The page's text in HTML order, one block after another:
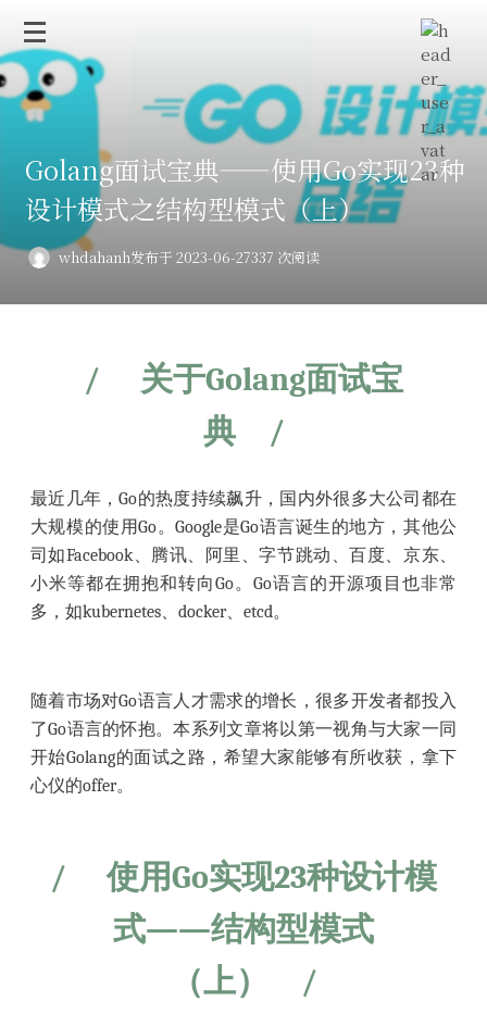
Golang面试宝典——使用Go实现23种
设计模式之结构型模式（上）
whdahanh发布于 2023-06-27337 次阅读
/
关于Golang面试宝
典
/
最近几年，Go的热度持续飙升，国内外很多大公司都在
大规模的使用Go。Google是Go语言诞生的地方，其他公
司如Facebook、腾讯、阿里、字节跳动、百度、京东、
小米等都在拥抱和转向Go。Go语言的开源项目也非常
多，如kubernetes、docker、etcd。
随着市场对Go语言人才需求的增长，很多开发者都投入
了Go语言的怀抱。本系列文章将以第一视角与大家一同
开始Golang的面试之路，希望大家能够有所收获，拿下
心仪的offer。
/
使用Go实现23种设计模
式——结构型模式
（上）
/